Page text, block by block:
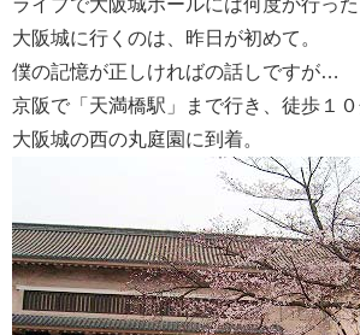
ライブで大阪城ホールには何度か行っ
大阪城に行くのは、昨日が初めて。
僕の記憶が正しければの話しですが…
京阪で「天満橋駅」まで行き、徒歩１
大阪城の西の丸庭園に到着。